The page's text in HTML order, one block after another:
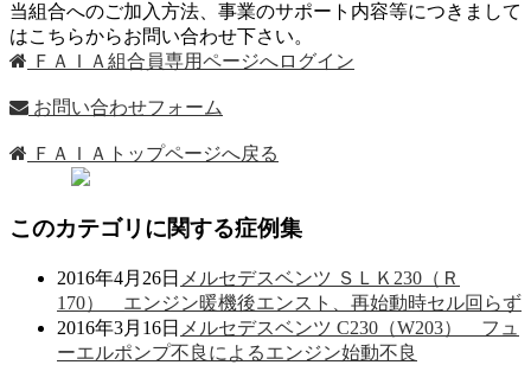
当組合へのご加入方法、事業のサポート内容等につきまして
はこちらからお問い合わせ下さい。
ＦＡＩＡ組合員専用ページへログイン
お問い合わせフォーム
ＦＡＩＡトップページへ戻る
このカテゴリに関する症例集
2016年4月26日 メルセデスベンツ ＳＬＫ230（Ｒ
170） エンジン暖機後エンスト、再始動時セル回らず
2016年3月16日 メルセデスベンツ C230（W203） フュ
ーエルポンプ不良によるエンジン始動不良